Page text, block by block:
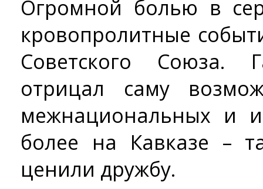
Огромной болью в
кровопролитные
Советского Союза.
отрицал саму
межнациональных и
более на Кавказе –
ценили дружбу.